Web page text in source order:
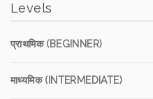
Levels
प्राथमिक (BEGINNER)
माध्यमिक (INTERMEDIATE)